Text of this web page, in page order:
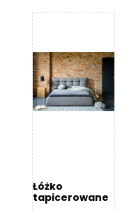
Łóżko
tapicerowane